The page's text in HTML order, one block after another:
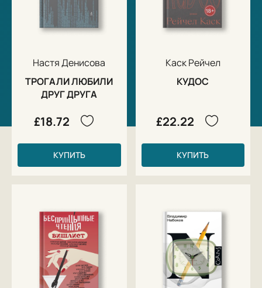
Настя Денисова
ТРОГАЛИ ЛЮБИЛИ
ДРУГ ДРУГА
£18.72
КУПИТЬ
Каск Рейчел
КУДОС
£22.22
КУПИТЬ